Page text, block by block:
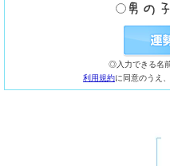
◎入力できる名
利用規約に同意のうえ